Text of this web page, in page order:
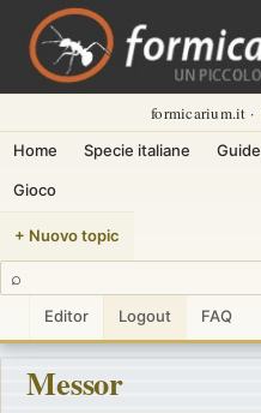
formicarium.it ·
Home Specie italiane Guide
Gioco
+ Nuovo topic
⌕
Editor Logout FAQ
Messor